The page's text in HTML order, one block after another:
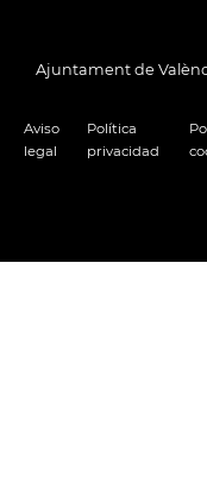
Ajuntament de
Aviso
legal
Política
privacidad